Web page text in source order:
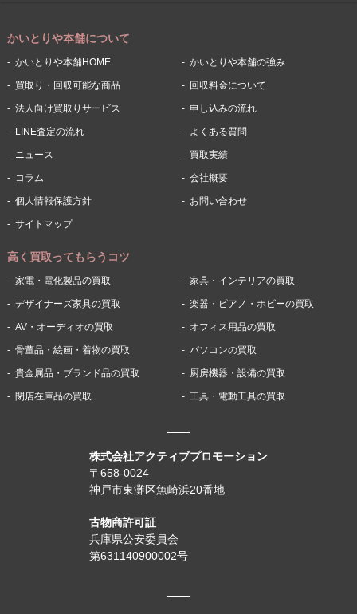
株式会社アクティブプロモーション
〒658-0024
神戸市東灘区魚崎浜20番地
古物商許可証
兵庫県公安委員会
第631140900002号
かいとりや本舗について
かいとりや本舗HOME かいとりや本舗の強み
買取り・回収可能な商品 回収料金について
法人向け買取りサービス 申し込みの流れ
LINE査定の流れ よくある質問
ニュース 買取実績
コラム 会社概要
個人情報保護方針 お問い合わせ
サイトマップ
高く買取ってもらうコツ
家電・電化製品の買取 家具・インテリアの買取
デザイナーズ家具の買取 楽器・ピアノ・ホビーの買取
AV・オーディオの買取 オフィス用品の買取
骨董品・絵画・着物の買取 パソコンの買取
貴金属品・ブランド品の買取 厨房機器・設備の買取
閉店在庫品の買取 工具・電動工具の買取